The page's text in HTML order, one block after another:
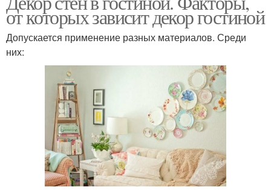
от которых зависит декор гостиной
Допускается применение разных материалов. Среди
них: